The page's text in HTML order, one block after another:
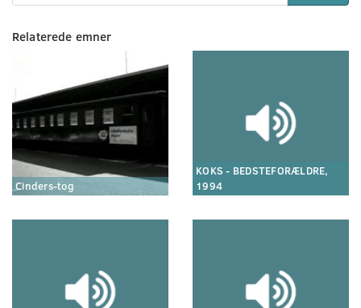
Relaterede emner
Cinders-tog
KOKS - BEDSTEFORÆLDRE,
1994